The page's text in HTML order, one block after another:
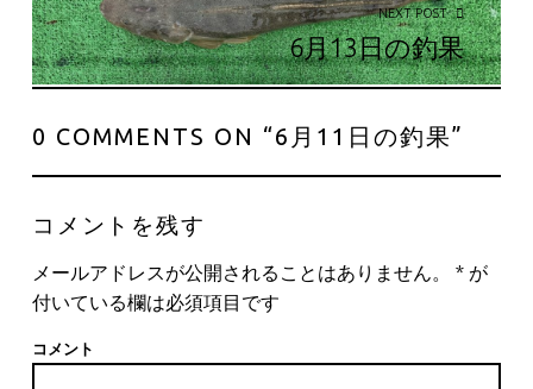
NEXT POST
6月13日の釣果
0 COMMENTS ON “6月11日の釣果”
コメントを残す
メールアドレスが公開されることはありません。 *が
付いている欄は必須項目です
コメント